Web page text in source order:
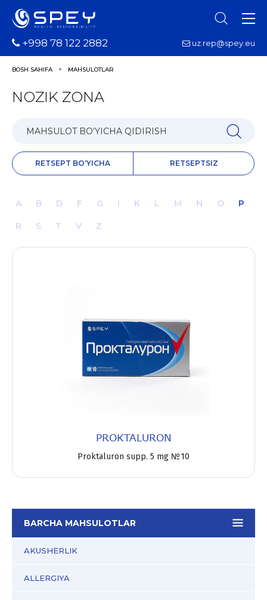
+998 78 122 2882 uz.rep@spey.eu
BOSH SAHIFA MAHSULOTLAR
NOZIK ZONA
RETSEPT BO‘YICHA RETSEPTSIZ
BARCHA MAHSULOTLAR
AKUSHERLIK
ALLERGIYA
A B D F G I K L M N O P
R S T V Z
PROKTALURON
Proktaluron supp. 5 mg №10